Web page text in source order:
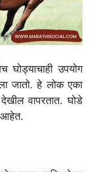
घोड्याचाही उपयोग
जातो. हे लोक एका
देखील वापरतात. घोडे
आहेत.